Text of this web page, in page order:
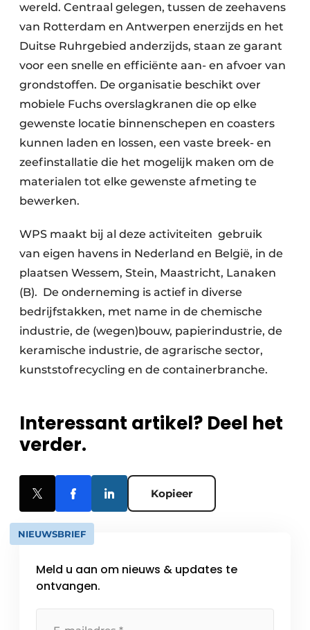
wereld. Centraal gelegen, tussen de zeehavens
van Rotterdam en Antwerpen enerzijds en het
Duitse Ruhrgebied anderzijds, staan ze garant
voor een snelle en efficiënte aan- en afvoer van
grondstoffen. De organisatie beschikt over
mobiele Fuchs overslagkranen die op elke
gewenste locatie binnenschepen en coasters
kunnen laden en lossen, een vaste breek- en
zeefinstallatie die het mogelijk maken om de
materialen tot elke gewenste afmeting te
bewerken.
WPS maakt bij al deze activiteiten gebruik
van eigen havens in Nederland en België, in de
plaatsen Wessem, Stein, Maastricht, Lanaken
(B). De onderneming is actief in diverse
bedrijfstakken, met name in de chemische
industrie, de (wegen)bouw, papierindustrie, de
keramische industrie, de agrarische sector,
kunststofrecycling en de containerbranche.
Interessant artikel? Deel het
verder.
Kopieer
NIEUWSBRIEF
Meld u aan om nieuws & updates te
ontvangen.